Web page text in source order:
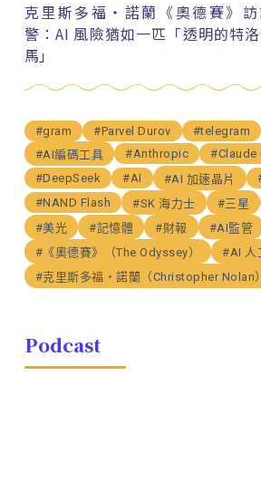
克里斯多福・諾蘭《奧德賽》
警：AI 風險猶如一匹「透明的特
馬」
#gram #Parvel Durov #telegram
#AI編碼工具
#Anthropic
#Claude
#DeepSeek
#AI #AI 加速晶片
#NAND Flash
#SK 海力士 #三星
#美光
#記憶體 #財報 #AI監管
#《奧德賽》（The Odyssey）
#AI 人
#克里斯多福・諾蘭（Christopher Nolan）
Podcast